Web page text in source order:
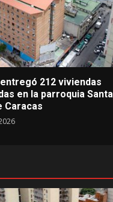
212 viviendas
en la parroquia Santa
Caracas